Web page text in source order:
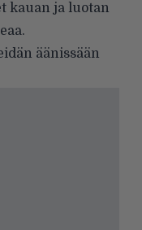
kauan ja luotan
äänissään